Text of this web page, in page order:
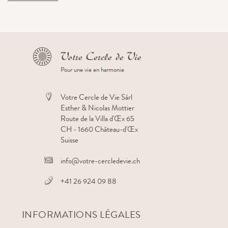
Pour une vie en harmonie
Votre Cercle de Vie Sàrl
Esther & Nicolas Mottier
Route de la Villa d'Œx 65
CH - 1660 Château-d'Œx
Suisse
info@votre-cercledevie.ch
+41 26 924 09 88
INFORMATIONS LÉGALES